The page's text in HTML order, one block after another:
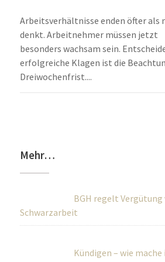
Arbeitsverhältnisse enden öfter als
denkt. Arbeitnehmer müssen jetzt
besonders wachsam sein.
erfolgreiche Klagen ist die
Dreiwochenfrist....
Mehr…
BGH regelt Vergütung
Schwarzarbeit
Kündigen – wie mache